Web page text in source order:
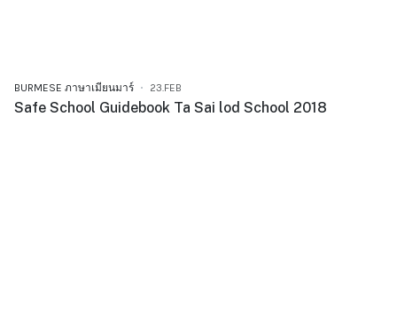
BURMESE ภาษาเมียนมาร์ 23.FEB
Safe School Guidebook Ta Sai lod School 2018